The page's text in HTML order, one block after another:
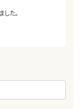
た。